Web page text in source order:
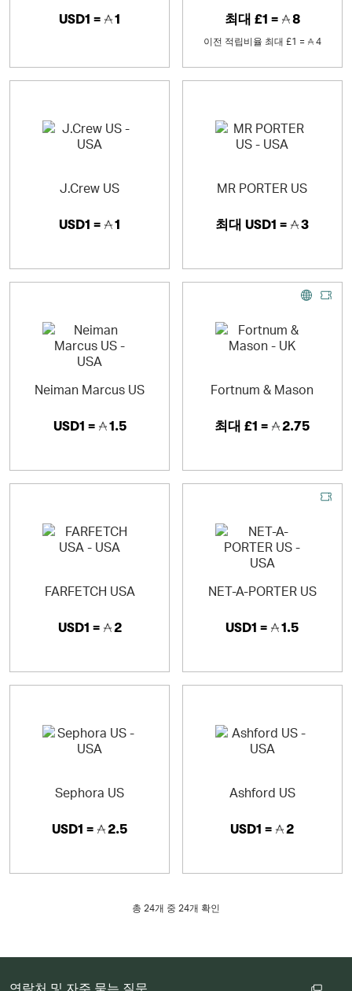
USD1 = 1 최대 £1 = 8
이전 적립비율 최대 £1 = 4
J.Crew US
USD1 = 1
MR PORTER US
최대 USD1 = 3
Neiman Marcus US
USD1 = 1.5
Fortnum & Mason
최대 £1 = 2.75
FARFETCH USA
USD1 = 2
NET-A-PORTER US
USD1 = 1.5
Sephora US
USD1 = 2.5
Ashford US
USD1 = 2
총 24개 중 24개 확인